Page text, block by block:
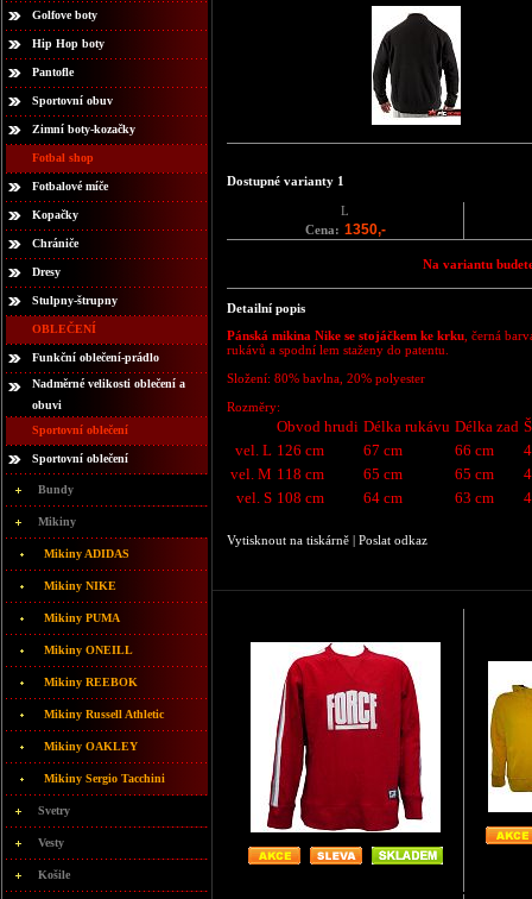
Golfove boty
Hip Hop boty
Pantofle
Sportovní obuv
Zimní boty-kozačky
Fotbal shop
Fotbalové míče
Kopačky
Chrániče
Dresy
Stulpny-štrupny
OBLEČENÍ
Funkční oblečení-prádlo
Nadměrné velikosti oblečení a
obuvi
Sportovní oblečení
Sportovní oblečení
Bundy
Mikiny
Mikiny ADIDAS
Mikiny NIKE
Mikiny PUMA
Mikiny ONEILL
Mikiny REEBOK
Mikiny Russell Athletic
Mikiny OAKLEY
Mikiny Sergio Tacchini
Svetry
Vesty
Košile
Dostupné varianty 1
L
Cena: 1350,-
Na variantu
Detailní popis
Pánská mikina Nike se stojáčkem ke krku , černá
rukávů a spodní lem staženy do patentu.
Složení: 80% bavlna, 20% polyester
Rozměry:
Obvod hrudi Délka rukávu Délka zad
vel. L 126 cm 67 cm 66 cm
vel. M 118 cm 65 cm 65 cm
vel. S 108 cm 64 cm 63 cm
Vytisknout na tiskárně | Poslat odkaz